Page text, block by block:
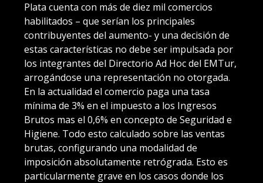
Plata cuenta con más de diez mil comercios
habilitados – que serían los principales
contribuyentes del aumento- y una decisión de
estas características no debe ser impulsada por
los integrantes del Directorio Ad Hoc del EMTur,
arrogándose una representación no otorgada.
En la actualidad el comercio paga una tasa
mínima de 3% en el impuesto a los Ingresos
Brutos mas el 0,6% en concepto de Seguridad e
Higiene. Todo esto calculado sobre las ventas
brutas, configurando una modalidad de
imposición absolutamente retrógrada. Esto es
particularmente grave en los casos donde los